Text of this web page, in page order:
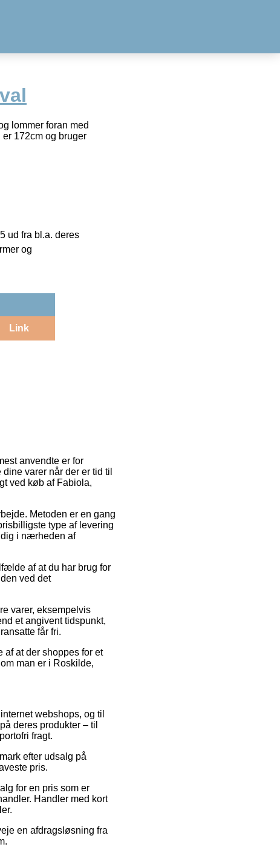
lommer foran med
172cm og bruger
ud fra bl.a. deres
og
Link
anvendte er for
varer når der er tid til
ved køb af Fabiola,
Metoden er en gang
type af levering
i nærheden af
af at du har brug for
ved det
varer, eksempelvis
et angivent tidspunkt,
får fri.
af at der shoppes for et
man er i Roskilde,
webshops, og til
deres produkter – til
fragt.
efter udsalg på
pris.
for en pris som er
Handler med kort
en afdragsløsning fra